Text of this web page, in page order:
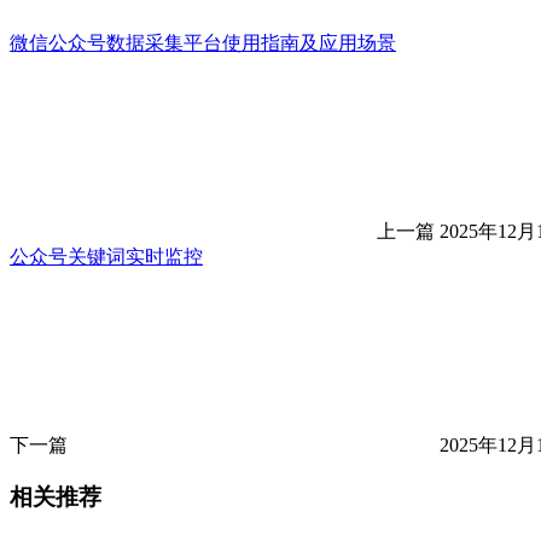
微信公众号数据采集平台使用指南及应用场景
上一篇 2025年12
公众号关键词实时监控
下一篇 2025年12
相关推荐